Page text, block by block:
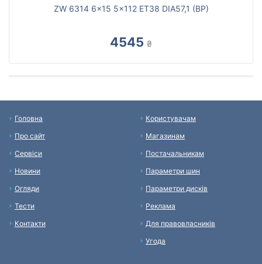
ZW 6314 6x15 5x112 ET38 DIA57,1 (BP)
4545 ₴
Головна
Про сайт
Сервіси
Новини
Огляди
Тести
Контакти
Користувачам
Магазинам
Постачальникам
Параметри шин
Параметри дисків
Реклама
Для правовласників
Угода